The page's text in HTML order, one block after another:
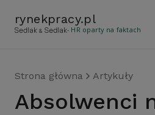
rynekpracy.pl
- HR oparty na faktach
Strona główna Artykuły
Absolwenci na rynku